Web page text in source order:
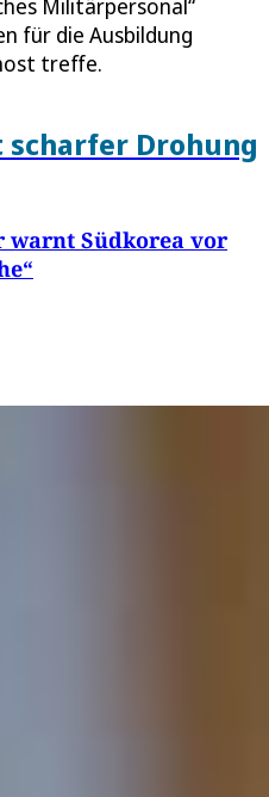
Militärpersonal“
für die Ausbildung
treffe.
Drohung
warnt Südkorea vor